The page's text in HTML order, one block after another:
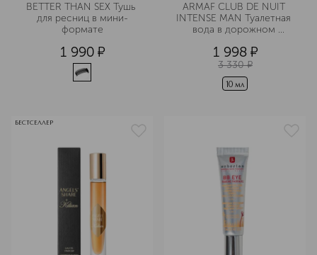
BETTER THAN SEX Тушь
для ресниц в мини-
формате
1 990 ¤
ARMAF CLUB DE NUIT
INTENSE MAN Туалетная
вода в дорожном
1 998 ¤
3 330 ¤
10 мл
БЕСТСЕЛЛЕР